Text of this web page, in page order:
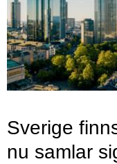
Sverige
nu samlar